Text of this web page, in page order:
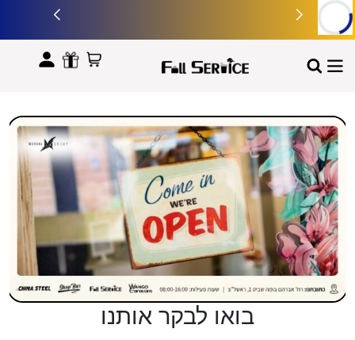
לתוכן
בואו לבקר אותנו